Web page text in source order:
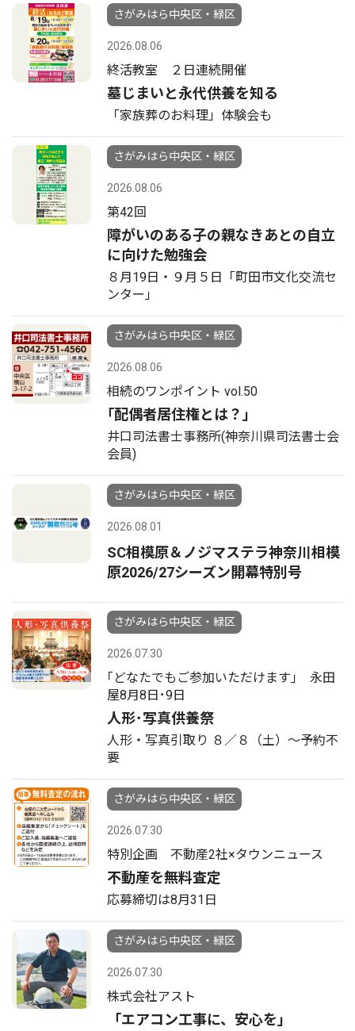
さがみはら中央区・緑区
2026.08.06
終活教室 ２日連続開催
墓じまいと永代供養を知る
「家族葬のお料理」体験会も
さがみはら中央区・緑区
2026.08.06
第42回
障がいのある子の親なきあとの自立
に向けた勉強会
８月19日・９月５日「町田市文化交流セ
ンター」
さがみはら中央区・緑区
2026.08.06
相続のワンポイント vol.50
｢配偶者居住権とは？｣
井口司法書士事務所(神奈川県司法書士会
会員)
さがみはら中央区・緑区
2026.08.01
SC相模原＆ノジマステラ神奈川相模
原2026/27シーズン開幕特別号
さがみはら中央区・緑区
2026.07.30
｢どなたでもご参加いただけます｣ 永田
屋8月8日･9日
人形･写真供養祭
人形・写真引取り ８／８（土）〜予約不
要
さがみはら中央区・緑区
2026.07.30
特別企画 不動産2社×タウンニュース
不動産を無料査定
応募締切は8月31日
さがみはら中央区・緑区
2026.07.30
株式会社アスト
「エアコン工事に、安心を」